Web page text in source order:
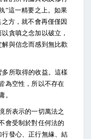
”這一精要之上。如果
方，就不會再僅僅因
貪嗔之念加以破立，
與信念而感到無比歡
所取得的收益。這樣
為空性，所以不存在
。
所表示的一切萬法之
會受制於對任何法的
發心、正行無緣、結